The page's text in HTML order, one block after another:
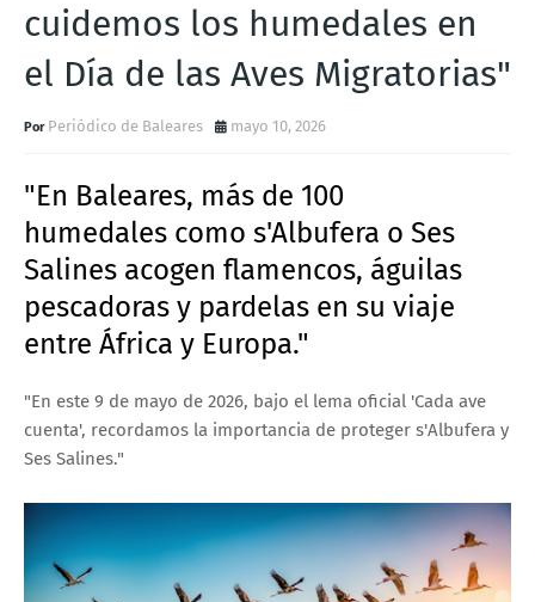
cuidemos los humedales en
el Día de las Aves Migratorias"
Periódico de Baleares mayo 10, 2026
"En Baleares, más de 100
humedales como s'Albufera o Ses
Salines acogen flamencos, águilas
pescadoras y pardelas en su viaje
entre África y Europa."
"En este 9 de mayo de 2026, bajo el lema oficial 'Cada ave
cuenta', recordamos la importancia de proteger s'Albufera y
Ses Salines."